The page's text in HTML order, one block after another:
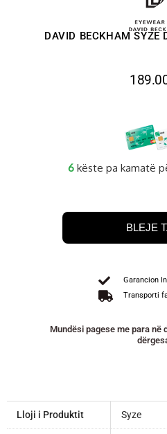
DAVID BECKHAM
6këste pa kamatë
BLEJE
Garancion
Transporti
Mundësi pagese me para në
Lloji i Produktit Syze